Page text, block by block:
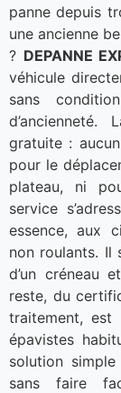
panne depuis
une ancienne
? DEPANNE
véhicule
sans
gratuite :
pour le
plateau, ni
service
essence, aux
non roulants. Il
d’un créneau
reste, du
traitement, est
épavistes
solution
sans faire